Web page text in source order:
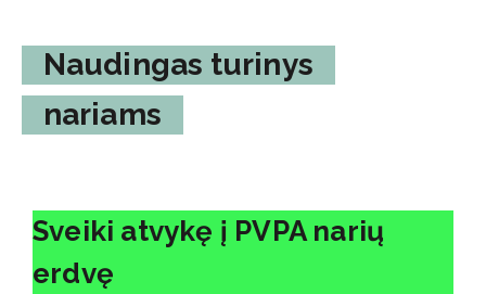
Naudingas turinys
nariams
Sveiki atvykę į PVPA narių
erdvę